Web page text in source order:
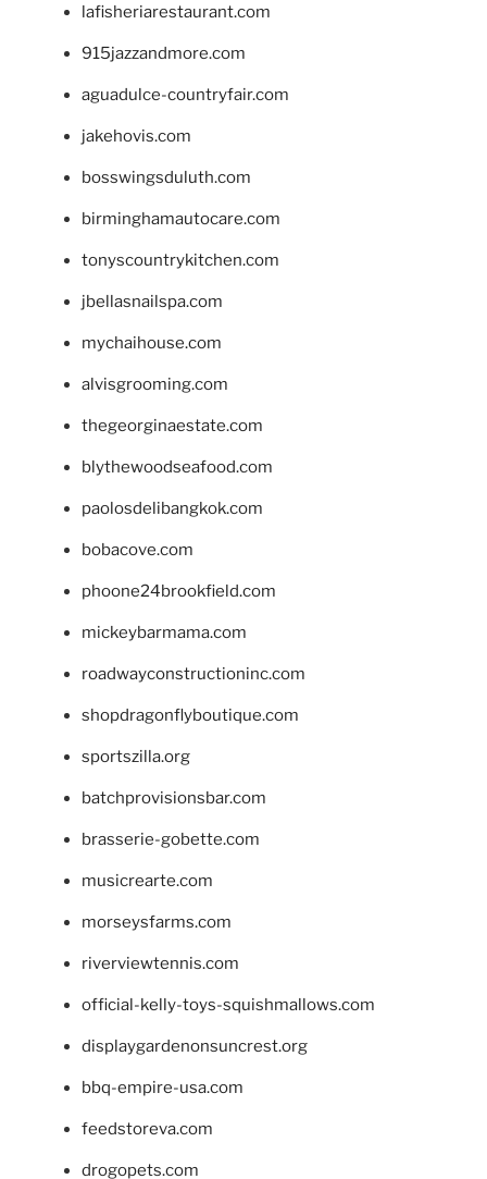
lafisheriarestaurant.com
915jazzandmore.com
aguadulce-countryfair.com
jakehovis.com
bosswingsduluth.com
birminghamautocare.com
tonyscountrykitchen.com
jbellasnailspa.com
mychaihouse.com
alvisgrooming.com
thegeorginaestate.com
blythewoodseafood.com
paolosdelibangkok.com
bobacove.com
phoone24brookfield.com
mickeybarmama.com
roadwayconstructioninc.com
shopdragonflyboutique.com
sportszilla.org
batchprovisionsbar.com
brasserie-gobette.com
musicrearte.com
morseysfarms.com
riverviewtennis.com
official-kelly-toys-squishmallows.com
displaygardenonsuncrest.org
bbq-empire-usa.com
feedstoreva.com
drogopets.com